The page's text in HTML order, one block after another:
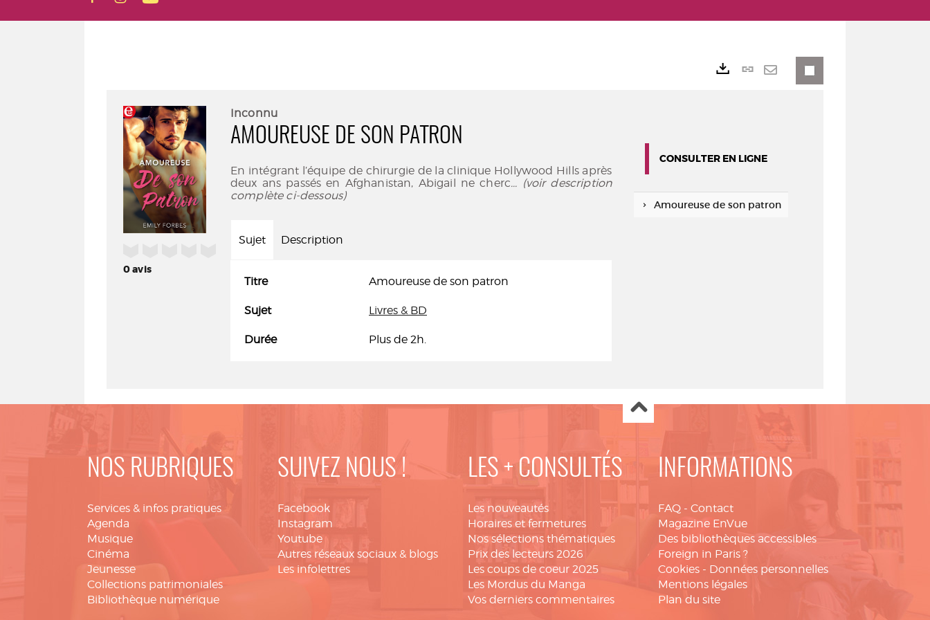
0avis
Inconnu
AMOUREUSE DE SON PATRON
En intégrant l’équipe de chirurgie de la clinique Hollywood Hills après
deux ans passés en Afghanistan, Abigail ne cherc... (voir description
complète ci-dessous)
Sujet Description
Titre Amoureuse de son patron
Sujet Livres & BD
Durée Plus de 2h.
Lien
CONSULTER EN LIGNE
Amoureuse de son patron
NOS RUBRIQUES
Services & infos pratiques
Agenda
Musique
Cinéma
Jeunesse
Collections patrimoniales
Bibliothèque numérique
SUIVEZ NOUS !
Facebook
Instagram
Youtube
Autres réseaux sociaux & blogs
Les infolettres
LES + CONSULTÉS
Les nouveautés
Horaires et fermetures
Nos sélections thématiques
Prix des lecteurs 2026
Les coups de coeur 2025
Les Mordus du Manga
Vos derniers commentaires
INFORMATIONS
FAQ - Contact
Magazine EnVue
Des bibliothèques accessibles
Foreign in Paris ?
Cookies - Données personnelles
Mentions légales
Plan du site